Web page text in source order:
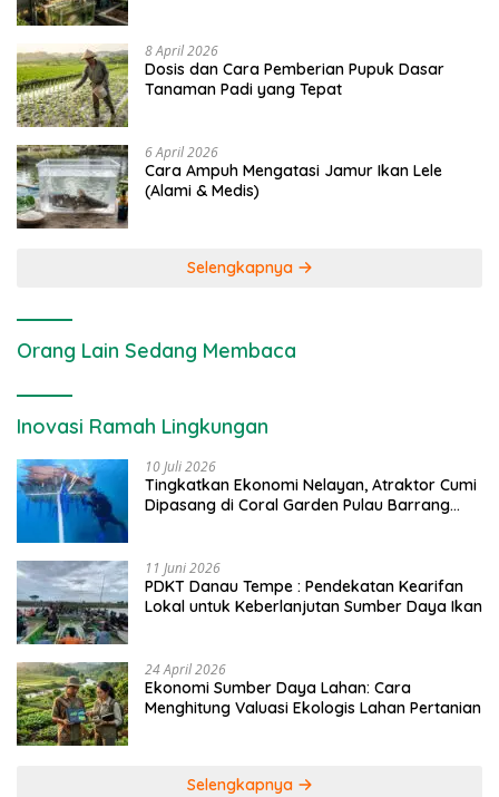
8 April 2026
Dosis dan Cara Pemberian Pupuk Dasar
Tanaman Padi yang Tepat
6 April 2026
Cara Ampuh Mengatasi Jamur Ikan Lele
(Alami & Medis)
Selengkapnya
Orang Lain Sedang Membaca
Inovasi Ramah Lingkungan
10 Juli 2026
Tingkatkan Ekonomi Nelayan, Atraktor Cumi
Dipasang di Coral Garden Pulau Barrang
11 Juni 2026
PDKT Danau Tempe : Pendekatan Kearifan
Lokal untuk Keberlanjutan Sumber Daya Ikan
24 April 2026
Ekonomi Sumber Daya Lahan: Cara
Menghitung Valuasi Ekologis Lahan Pertanian
Selengkapnya